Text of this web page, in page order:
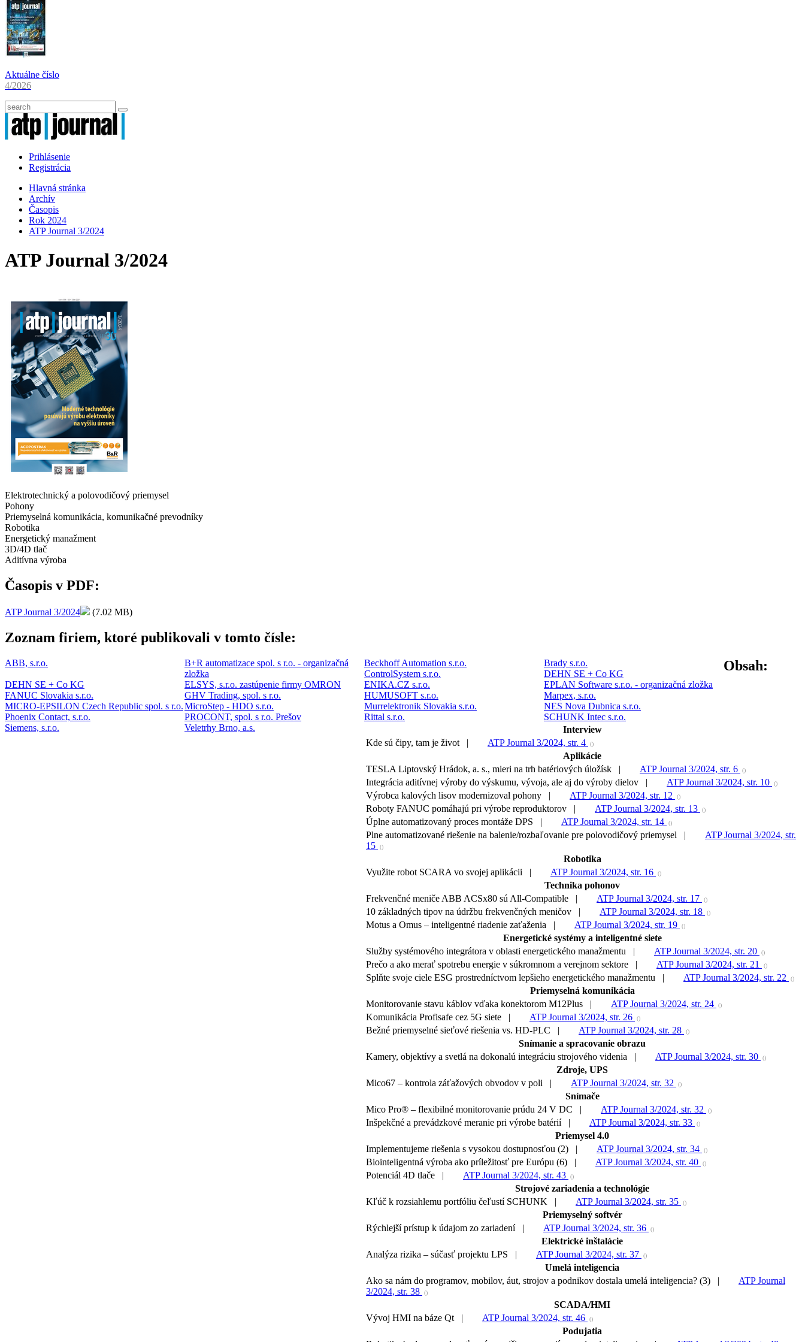
Aktuálne číslo
4/2026
Prihlásenie
Registrácia
Hlavná stránka
Archív
Časopis
Rok 2024
ATP Journal 3/2024
ATP Journal 3/2024
Elektrotechnický a polovodičový priemysel
Pohony
Priemyselná komunikácia, komunikačné prevodníky
Robotika
Energetický manažment
3D/4D tlač
Aditívna výroba
Časopis v PDF:
ATP Journal 3/2024 (7.02 MB)
Zoznam firiem, ktoré publikovali v tomto čísle:
ABB, s.r.o.
B+R automatizace spol. s r.o. - organizačná
zložka
Beckhoff Automation s.r.o.
Brady s.r.o.
ControlSystem s.r.o.
DEHN SE + Co KG
DEHN SE + Co KG
ELSYS, s.r.o. zastúpenie firmy OMRON ENIKA.CZ s.r.o.
EPLAN Software s.r.o. - organizačná zložka
FANUC Slovakia s.r.o.
GHV Trading, spol. s r.o. HUMUSOFT s.r.o.
Marpex, s.r.o.
MICRO-EPSILON Czech Republic spol. s r.o.MicroStep - HDO s.r.o. Murrelektronik Slovakia s.r.o.
NES Nova Dubnica s.r.o.
Phoenix Contact, s.r.o.
PROCONT, spol. s r.o. Prešov Rittal s.r.o.
SCHUNK Intec s.r.o.
Siemens, s.r.o.
Veletrhy Brno, a.s.
Obsah:
Interview
Kde sú čipy, tam je život |
ATP Journal 3/2024, str. 4 ()
Aplikácie
TESLA Liptovský Hrádok, a. s., mieri na trh batériových úložísk |
ATP Journal 3/2024, str. 6 ()
Integrácia aditívnej výroby do výskumu, vývoja, ale aj do výroby dielov | ATP Journal 3/2024, str. 10 ()
Výrobca kalových lisov modernizoval pohony | ATP Journal 3/2024, str. 12 ()
Roboty FANUC pomáhajú pri výrobe reproduktorov | ATP Journal 3/2024, str. 13 ()
Úplne automatizovaný proces montáže DPS | ATP Journal 3/2024, str. 14 ()
Plne automatizované riešenie na balenie/rozbaľovanie pre polovodičový priemysel |
ATP Journal 3/2024, str.
15
()
Robotika
Využite robot SCARA vo svojej aplikácii |
ATP Journal 3/2024, str. 16 ()
Technika pohonov
Frekvenčné meniče ABB ACSx80 sú All-Compatible |
ATP Journal 3/2024, str. 17 ()
10 základných tipov na údržbu frekvenčných meničov | ATP Journal 3/2024, str. 18 ()
Motus a Omus – inteligentné riadenie zaťaženia | ATP Journal 3/2024, str. 19 ()
Energetické systémy a inteligentné siete
Služby systémového integrátora v oblasti energetického manažmentu |
ATP Journal 3/2024, str. 20 ()
Prečo a ako merať spotrebu energie v súkromnom a verejnom sektore | ATP Journal 3/2024, str. 21 ()
Splňte svoje ciele ESG prostredníctvom lepšieho energetického manažmentu | ATP Journal 3/2024, str. 22 ()
Priemyselná komunikácia
Monitorovanie stavu káblov vďaka konektorom M12Plus |
ATP Journal 3/2024, str. 24 ()
Komunikácia Profisafe cez 5G siete | ATP Journal 3/2024, str. 26 ()
Bežné priemyselné sieťové riešenia vs. HD-PLC | ATP Journal 3/2024, str. 28 ()
Snímanie a spracovanie obrazu
Kamery, objektívy a svetlá na dokonalú integráciu strojového videnia |
ATP Journal 3/2024, str. 30 ()
Zdroje, UPS
Mico67 – kontrola záťažových obvodov v poli |
ATP Journal 3/2024, str. 32 ()
Snímače
Mico Pro® – flexibilné monitorovanie prúdu 24 V DC |
ATP Journal 3/2024, str. 32 ()
Inšpekčné a prevádzkové meranie pri výrobe batérií | ATP Journal 3/2024, str. 33 ()
Priemysel 4.0
Implementujeme riešenia s vysokou dostupnosťou (2) |
ATP Journal 3/2024, str. 34 ()
Biointeligentná výroba ako príležitosť pre Európu (6) | ATP Journal 3/2024, str. 40 ()
Potenciál 4D tlače | ATP Journal 3/2024, str. 43 ()
Strojové zariadenia a technológie
Kľúč k rozsiahlemu portfóliu čeľustí SCHUNK |
ATP Journal 3/2024, str. 35 ()
Priemyselný softvér
Rýchlejší prístup k údajom zo zariadení |
ATP Journal 3/2024, str. 36 ()
Elektrické inštalácie
Analýza rizika – súčasť projektu LPS |
ATP Journal 3/2024, str. 37 ()
Umelá inteligencia
Ako sa nám do programov, mobilov, áut, strojov a podnikov dostala umelá inteligencia? (3) |
ATP Journal
3/2024, str. 38
()
SCADA/HMI
Vývoj HMI na báze Qt |
ATP Journal 3/2024, str. 46 ()
Podujatia